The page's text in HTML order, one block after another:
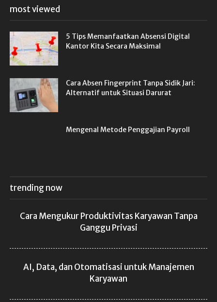
most viewed
5 Tips Memanfaatkan Absensi Digital
Kantor Kita Secara Maksimal
Cara Absen Fingerprint Tanpa Sidik Jari:
Alternatif untuk Situasi Darurat
Mengenal Metode Penggajian Payroll
trending now
Cara Mengukur Produktivitas Karyawan Tanpa
Ganggu Privasi
AI, Data, dan Otomatisasi untuk Manajemen
Karyawan